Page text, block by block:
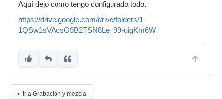
Aquí dejo como tengo configurado todo.
https://drive.google.com/drive/folders/1-
1QSw1sVAcsG9B2TSN8Le_99-uigKm6W
« Ir a Grabación y mezcla